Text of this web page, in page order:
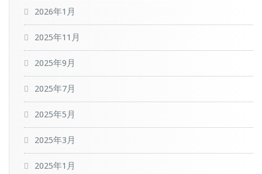
2026年1月
2025年11月
2025年9月
2025年7月
2025年5月
2025年3月
2025年1月